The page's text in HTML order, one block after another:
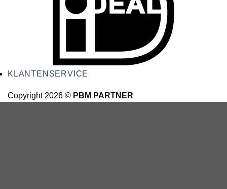
KLANTENSERVICE
Copyright 2026 © PBM PARTNER